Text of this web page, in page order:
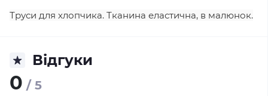
Труси для хлопчика. Тканина еластична, в малюнок.
Відгуки
0 / 5